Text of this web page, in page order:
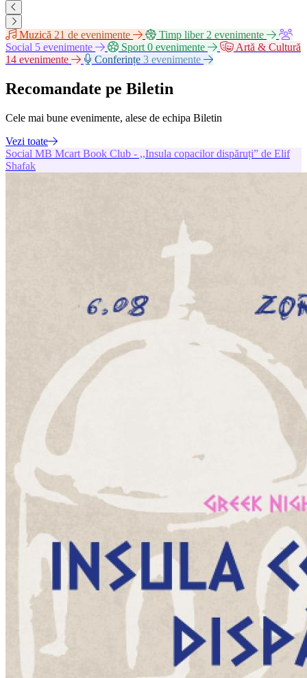
Muzică 21 de evenimente Timp liber 2 evenimente
Social 5 evenimente Sport 0 evenimente
Artă & Cultură
14 evenimente
Conferințe 3 evenimente
Recomandate pe Biletin
Cele mai bune evenimente, alese de echipa Biletin
Vezi toate
Social MB Mcart Book Club - ,,Insula copacilor dispăruți” de Elif
Shafak